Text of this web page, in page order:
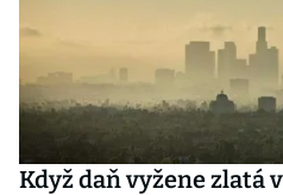
Když daň vyžene zlatá